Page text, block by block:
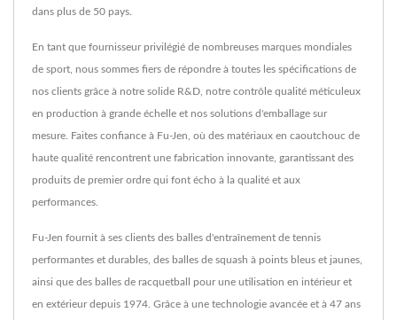
dans plus de 50 pays.
En tant que fournisseur privilégié de nombreuses marques mondiales
de sport, nous sommes fiers de répondre à toutes les spécifications de
nos clients grâce à notre solide R&D, notre contrôle qualité méticuleux
en production à grande échelle et nos solutions d'emballage sur
mesure. Faites confiance à Fu-Jen, où des matériaux en caoutchouc de
haute qualité rencontrent une fabrication innovante, garantissant des
produits de premier ordre qui font écho à la qualité et aux
performances.
Fu-Jen fournit à ses clients des balles d'entraînement de tennis
performantes et durables, des balles de squash à points bleus et jaunes,
ainsi que des balles de racquetball pour une utilisation en intérieur et
en extérieur depuis 1974. Grâce à une technologie avancée et à 47 ans